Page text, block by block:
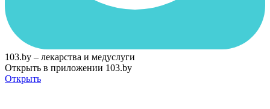
103.by – лекарства и медуслуги
Открыть в приложении 103.by
Открыть